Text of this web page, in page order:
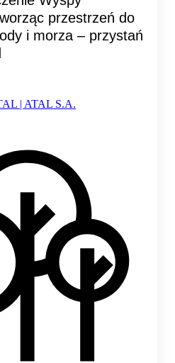
przestrzeń do
i morza – przystań
| ATAL S.A.